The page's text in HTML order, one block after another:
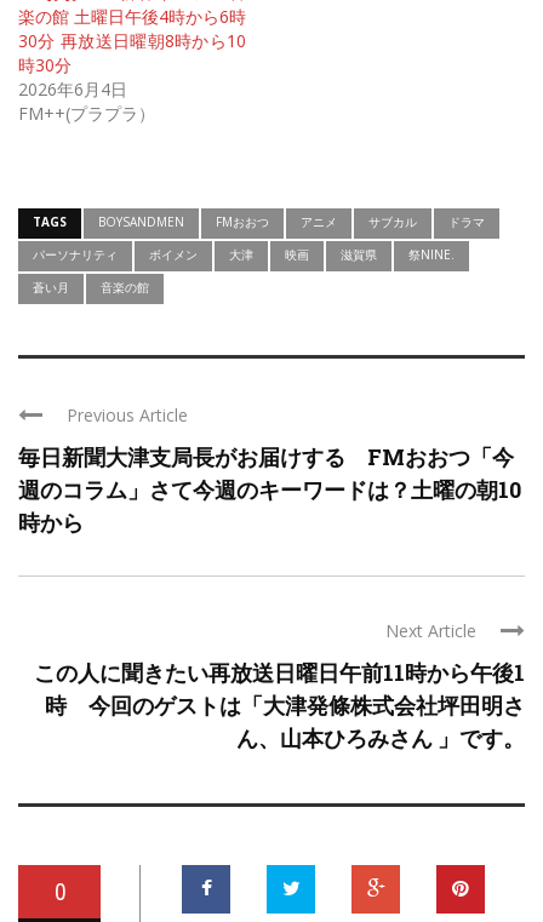
楽の館 土曜日午後4時から6時
30分 再放送日曜朝8時から10
時30分
2026年6月4日
FM++(プラプラ）
TAGS BOYSANDMEN FMおおつ アニメ サブカル
ドラマ
パーソナリティ
ボイメン 大津 映画 滋賀県
祭NINE.
蒼い月
音楽の館
Previous Article
毎日新聞大津支局長がお届けする FMおおつ「今
週のコラム」さて今週のキーワードは？土曜の朝10
時から
Next Article
この人に聞きたい再放送日曜日午前11時から午後1
時 今回のゲストは「大津発條株式会社坪田明さ
ん、山本ひろみさん 」です。
0